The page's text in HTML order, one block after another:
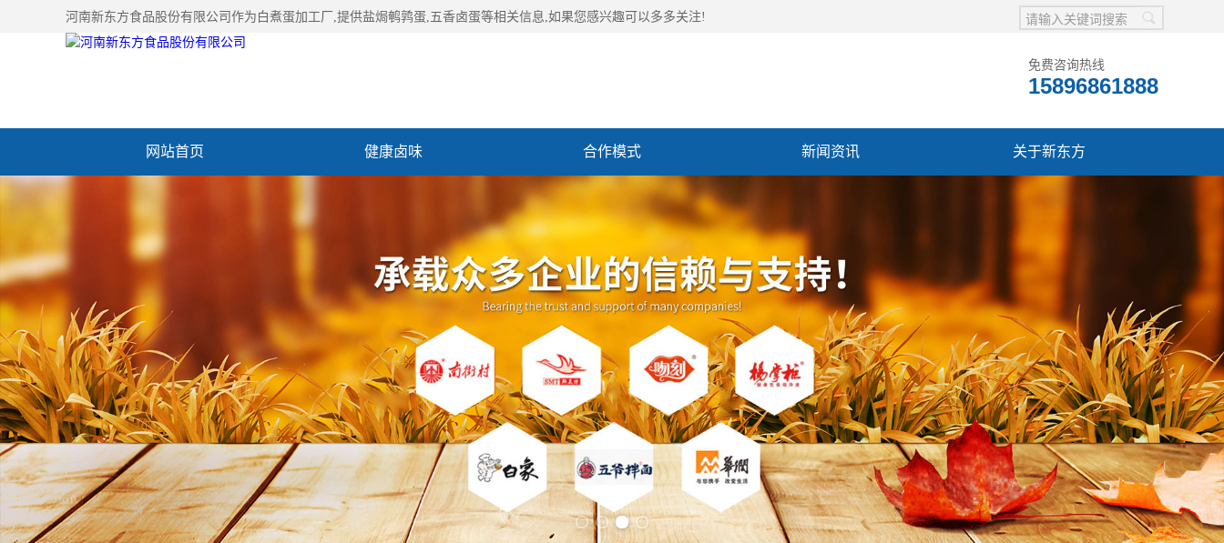
河南新东方食品股份有限公司作为 白煮蛋加工厂 ,提供盐焗鹌鹑蛋,五香卤蛋等相关信息,如果您感兴趣可以多多关注!
免费咨询热线
15896861888
网站首页 健康卤味 合作模式 新闻资讯 关于新东方